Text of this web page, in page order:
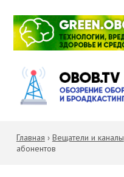
Главная › Вещатели и каналы
абонентов